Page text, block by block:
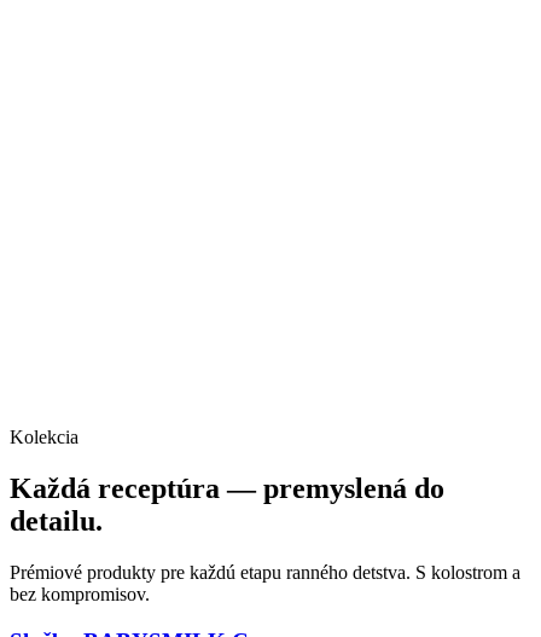
Kolekcia
Každá receptúra — premyslená do
detailu.
Prémiové produkty pre každú etapu ranného detstva. S kolostrom a
bez kompromisov.